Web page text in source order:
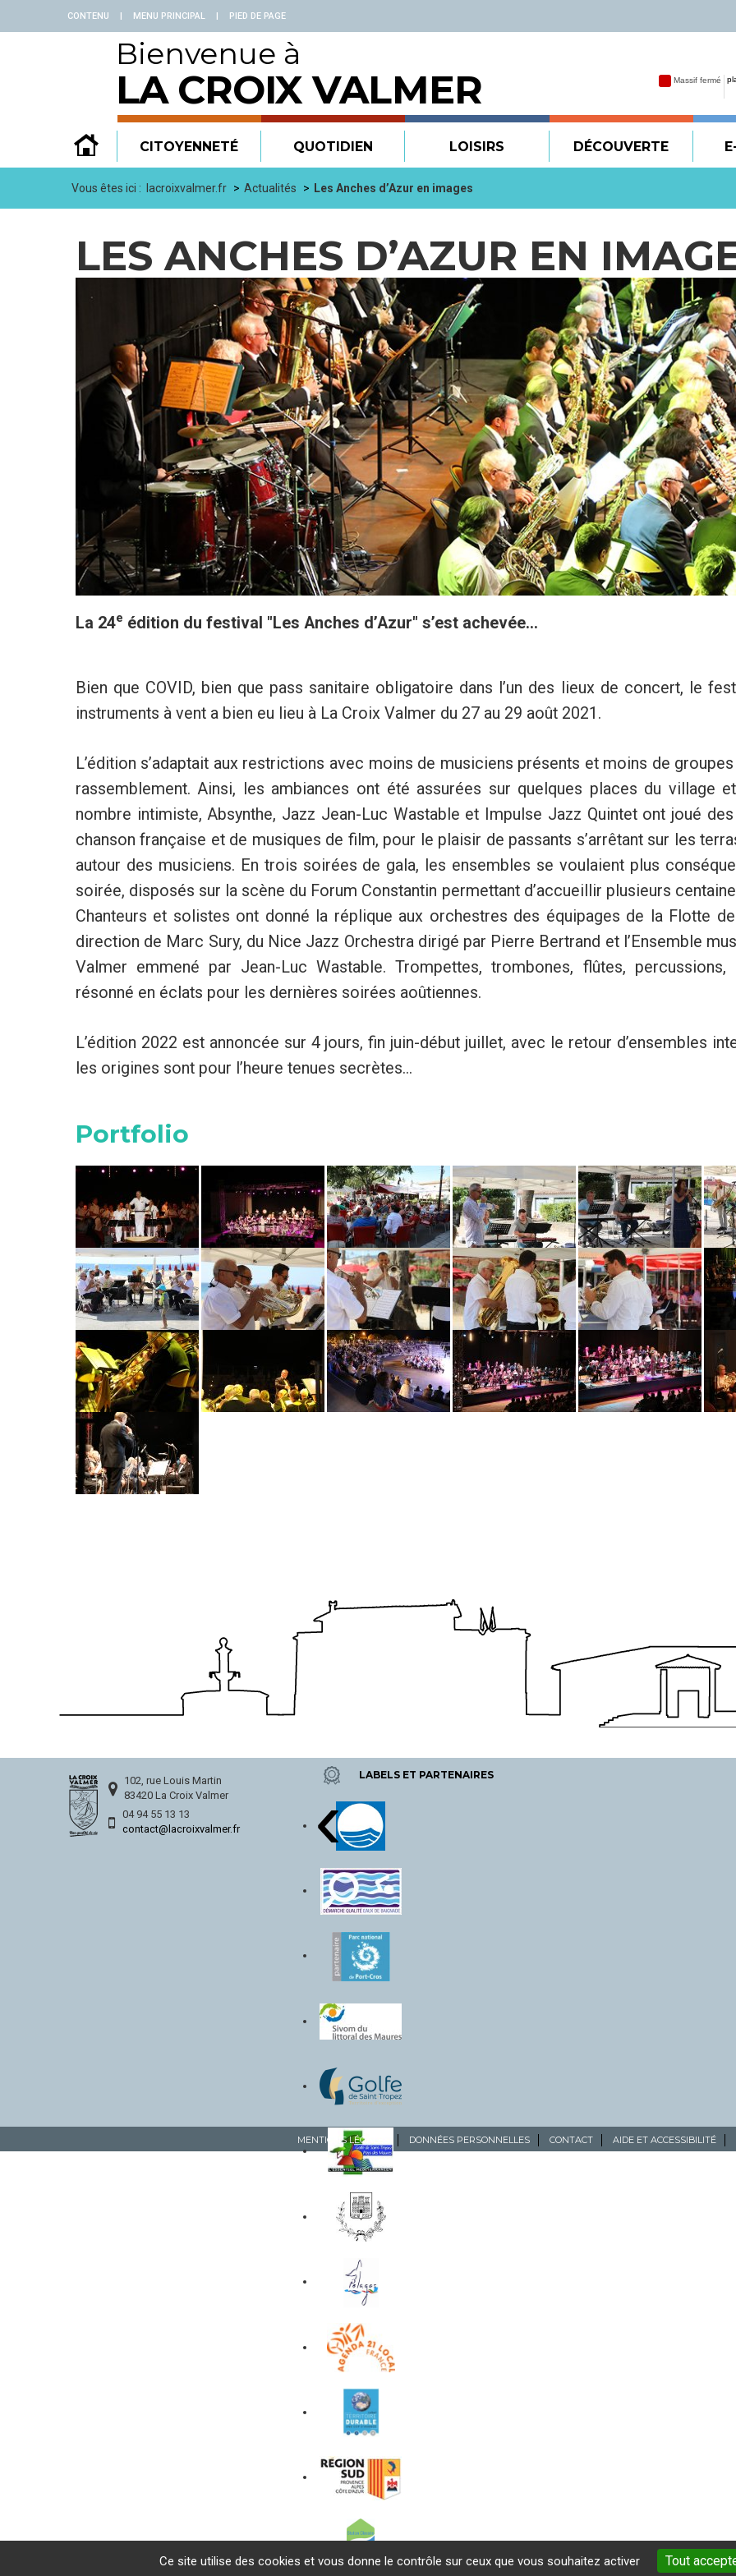
CONTENU | MENU PRINCIPAL | PIED DE PAGE
Bienvenue à
LA CROIX VALMER
CITOYENNETÉ QUOTIDIEN LOISIRS DÉCOUVERTE
Vous êtes ici : lacroixvalmer.fr Actualités Les Anches d’Azur en images
LES ANCHES D’AZUR EN
La 24e édition du festival "Les Anches d’Azur" s’est achevée...
Bien que COVID, bien que pass sanitaire obligatoire dans l’un des lieux de concert, le
instruments à vent a bien eu lieu à La Croix Valmer du 27 au 29 août 2021.
L’édition s’adaptait aux restrictions avec moins de musiciens présents et moins de
rassemblement. Ainsi, les ambiances ont été assurées sur quelques places du village
nombre intimiste, Absynthe, Jazz Jean-Luc Wastable et Impulse Jazz Quintet ont joué
chanson française et de musiques de film, pour le plaisir de passants s’arrêtant sur les
autour des musiciens. En trois soirées de gala, les ensembles se voulaient plus
soirée, disposés sur la scène du Forum Constantin permettant d’accueillir plusieurs
Chanteurs et solistes ont donné la réplique aux orchestres des équipages de la Flotte
direction de Marc Sury, du Nice Jazz Orchestra dirigé par Pierre Bertrand et l’Ensemble
Valmer emmené par Jean-Luc Wastable. Trompettes, trombones, flûtes,
résonné en éclats pour les dernières soirées aoûtiennes.
L’édition 2022 est annoncée sur 4 jours, fin juin-début juillet, avec le retour d’ensembles
les origines sont pour l’heure tenues secrètes...
Portfolio
102, rue Louis Martin
83420 La Croix Valmer
04 94 55 13 13
contact@lacroixvalmer.fr
LABELS ET PARTENAIRES
‹
MENTIONS LÉGALES DONNÉES PERSONNELLES CONTACT AIDE ET ACCESSIBILITÉ
Ce site utilise des cookies et vous donne le contrôle sur ceux que vous souhaitez activer Tout